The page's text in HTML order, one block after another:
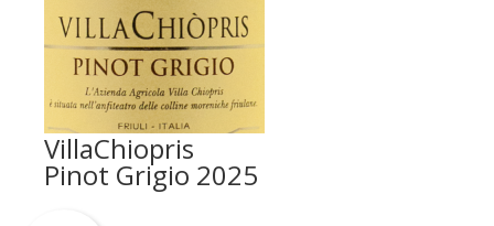
VillaChiopris
Pinot Grigio 2025